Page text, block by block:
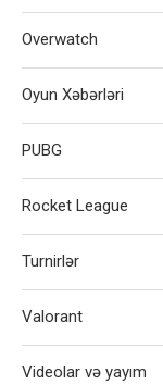
Overwatch
Oyun Xəbərləri
PUBG
Rocket League
Turnirlər
Valorant
Videolar və yayım